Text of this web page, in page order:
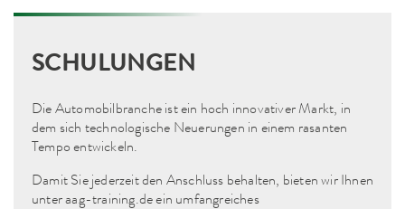
SCHULUNGEN
Die Automobilbranche ist ein hoch innovativer Markt, in
dem sich technologische Neuerungen in einem rasanten
Tempo entwickeln.
Damit Sie jederzeit den Anschluss behalten, bieten wir Ihnen
unteraag-training.deein umfangreiches